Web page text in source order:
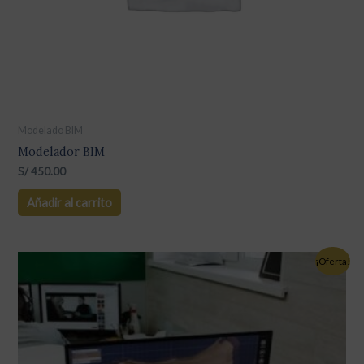
Modelado BIM
Modelador BIM
S/450.00
Añadir al carrito
¡Oferta!